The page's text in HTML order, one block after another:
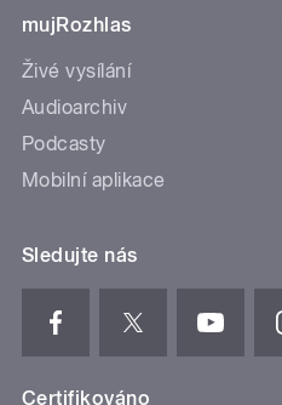
mujRozhlas
Živé vysílání
Audioarchiv
Podcasty
Mobilní aplikace
Sledujte nás
Certifikováno